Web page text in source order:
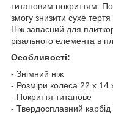
титановим покриттям.
змогу знизити сухе тертя
Ніж запасний для
різального елемента в
Особливості:
- Знімний ніж
- Розміри колеса 22 x
- Покриття титанове
- Твердосплавний